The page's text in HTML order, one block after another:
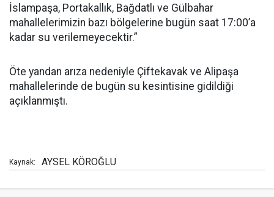
İslampaşa, Portakallık, Bağdatlı ve Gülbahar
mahallelerimizin bazı bölgelerine bugün saat 17:00’a
kadar su verilemeyecektir.”
Öte yandan arıza nedeniyle Çiftekavak ve Alipaşa
mahallelerinde de bugün su kesintisine gidildiği
açıklanmıştı.
Kaynak: AYSEL KÖROĞLU